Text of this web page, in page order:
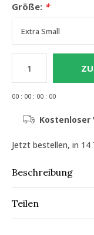
Größe: *
00 : 00 : 00 : 00
Kostenloser
Jetzt bestellen, in
Beschreibung
Teilen